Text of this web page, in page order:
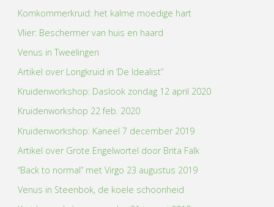
Komkommerkruid: het kalme moedige hart
Vlier: Beschermer van huis en haard
Venus in Tweelingen
Artikel over Longkruid in ‘De Idealist”
Kruidenworkshop: Daslook zondag 12 april 2020
Kruidenworkshop 22 feb. 2020
Kruidenworkshop: Kaneel 7 december 2019
Artikel over Grote Engelwortel door Brita Falk
“Back to normal” met Virgo 23 augustus 2019
Venus in Steenbok, de koele schoonheid